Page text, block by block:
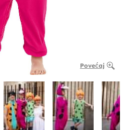
Povećaj